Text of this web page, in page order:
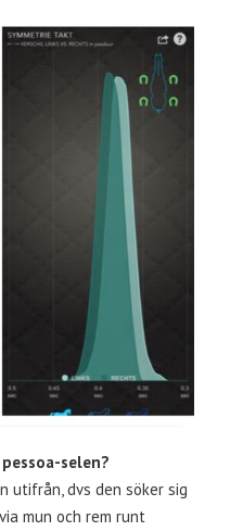
selen?
utifrån, dvs den söker sig
mun och rem runt